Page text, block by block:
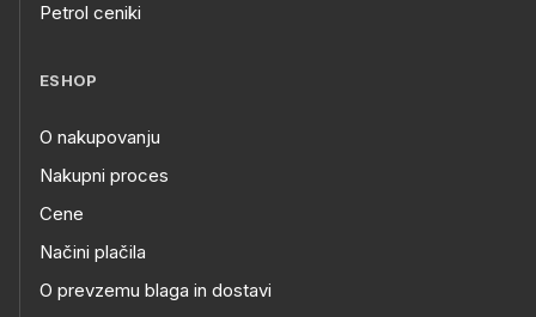
Petrol ceniki
ESHOP
O nakupovanju
Nakupni proces
Cene
Načini plačila
O prevzemu blaga in dostavi